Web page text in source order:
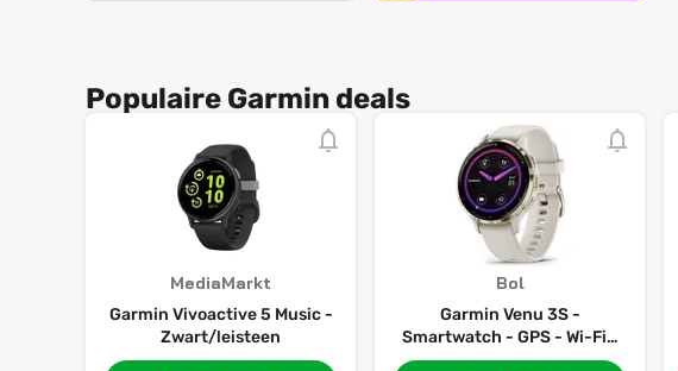
Populaire Garmin deals
MediaMarkt
Garmin Vivoactive 5 Music -
Zwart/leisteen
Bol
Garmin Venu 3S -
Smartwatch - GPS - Wi-Fi -
Ivory Soft Gold